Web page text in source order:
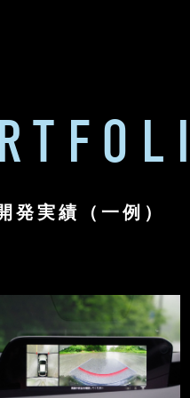
発実績（一例）